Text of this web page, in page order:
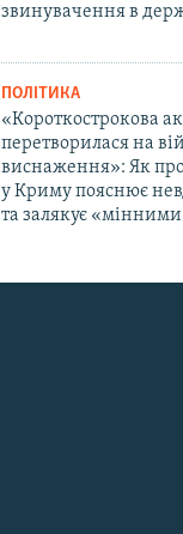
звинувачення в
ПОЛІТИКА
«Короткострокова
перетворилася на
виснаження»: Як
у Криму пояснює
та залякує